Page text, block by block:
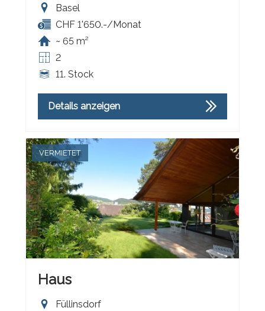
Basel
CHF 1'650.-/Monat
~ 65 m²
2
11. Stock
Details anzeigen
VERMIETET
Haus
Füllinsdorf